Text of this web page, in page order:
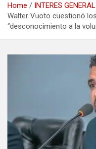
Home
INTERES GENERAL
Walter Vuoto cuestionó
“desconocimiento a la